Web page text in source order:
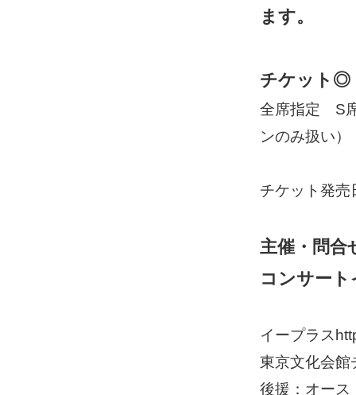
ます。
チケット◎
全席指定 S
ンのみ扱い）
チケット発
主催・問
コンサート
イープラス
東京文化会
後援：オース